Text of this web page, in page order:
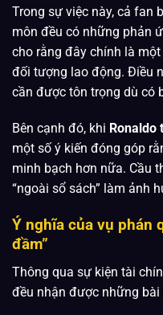
Trong sự việc này, cả fan
môn đều có những phản
cho rằng đây chính là
đối tượng lao động. Điều
cần được tôn trọng dù có
Bên cạnh đó, khi Ronaldo
một số ý kiến đóng góp
minh bạch hơn nữa. Cầu
“ngoài sổ sách” làm ảnh
Ý nghĩa của vụ phán
đầm”
Thông qua sự kiện tài
đều nhận được những bài